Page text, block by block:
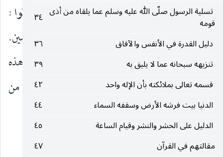
تسلية الرسول صلّى الله عليه وسلم عما يلقاه من أذى
قومه
٣٤
دليل القدرة في الأنفس والآفاق
٣٦
تنزيهه سبحانه عما لا يليق به
٣٩
قسمه تعالى بملائكته بأن الإله واحد
٤٢
الدنيا بيت فرشه الأرض وسقفه السماء
٤٤
الدليل على الحشر والنشر وقيام الساعة
٤٥
مقالتهم في القرآن
٤٧
(٢) إنه بعد أن حكى فيما قبلها عن الكفار أنهم قالوا :
لو أن عندنا ذكرا من الأولين. لكنا عباد الله المخلصين.
وأنهم كفروا بالذكر لما جاءهم ـ بدأ عز اسمه هذه
السورة بالقرآن ذى الذكر وفصّل ما أجمله هناك من
كفرهم.